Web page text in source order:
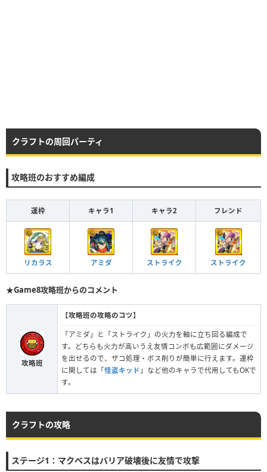
クラフトの周回パーティ
攻略班のおすすめ編成
運枠 キャラ1 キャラ2 フレンド
リカラス アミダ ストライク ストライク
★Game8攻略班からのコメント
攻略班
【攻略班の攻略のコツ】
「アミダ」と「ストライク」の火力を軸に立ち回る編成で
す。どちらも火力が高いうえ友情コンボも広範囲にダメージ
を出せるので、ザコ処理・ボス削りが簡単に行えます。運枠
に関しては「怪盗キッド 」など他のキャラで代用してもOKで
す。
クラフトの攻略
ステージ1：マクベスはバリア破壊後に友情で攻撃